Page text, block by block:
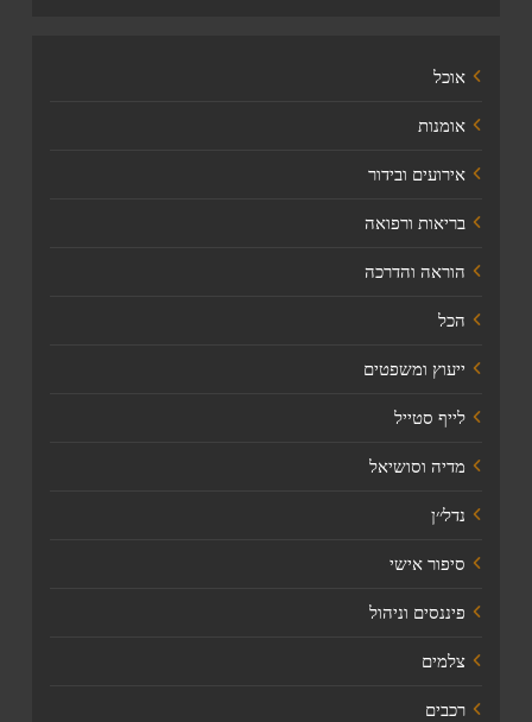
אוכל
אומנות
אירועים ובידור
בריאות ורפואה
הוראה והדרכה
הכל
ייעוץ ומשפטים
לייף סטייל
מדיה וסושיאל
נדל׳׳ן
סיפור אישי
פיננסים וניהול
צלמים
רכבים